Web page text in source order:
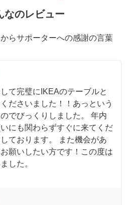
なのレビュー
らサポーターへの感謝の言葉
て完璧にIKEAのテーブルと
ださいました！！あっという
でびっくりしました。 年内
にも関わらずすぐに来てくだ
ております。 また機会があ
願いしたい方です！この度は
した。